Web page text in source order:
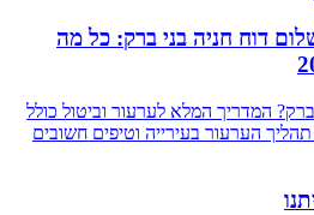
דוח חניה בני ברק: כל מה
המדריך המלא לערעור וביטול כולל
הערעור בעירייה וטיפים חשובים